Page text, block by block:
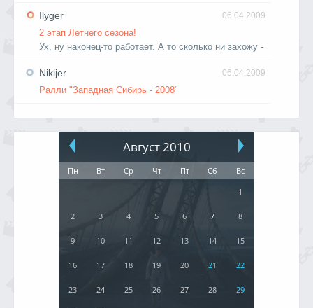
06.04.2009
Ilyger
2 этап Летнего сезона!
Ух, ну наконец-то работает. А то сколько ни захожу -
06.04.2009
Nikijer
Ралли "Западная Сибирь - 2008"
Август 2010
Пн Вт Ср Чт Пт Сб
Вс
1
2 3 4 5 6 7 8
9 10 11 12 13 14 15
16 17 18 19 20 21 22
23 24 25 26 27 28 29